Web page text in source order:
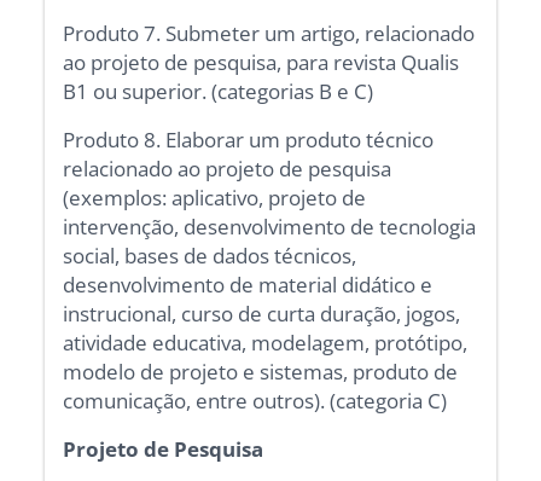
Produto 7. Submeter um artigo, relacionado
ao projeto de pesquisa, para revista Qualis
B1 ou superior. (categorias B e C)
Produto 8. Elaborar um produto técnico
relacionado ao projeto de pesquisa
(exemplos: aplicativo, projeto de
intervenção, desenvolvimento de tecnologia
social, bases de dados técnicos,
desenvolvimento de material didático e
instrucional, curso de curta duração, jogos,
atividade educativa, modelagem, protótipo,
modelo de projeto e sistemas, produto de
comunicação, entre outros). (categoria C)
Projeto de Pesquisa